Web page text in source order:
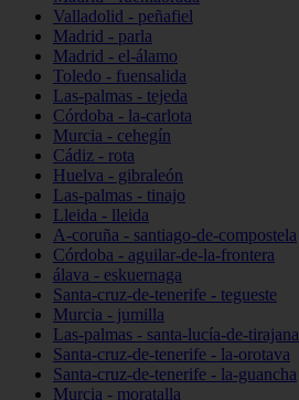
Valladolid - peñafiel
Madrid - parla
Madrid - el-álamo
Toledo - fuensalida
Las-palmas - tejeda
Córdoba - la-carlota
Murcia - cehegín
Cádiz - rota
Huelva - gibraleón
Las-palmas - tinajo
Lleida - lleida
A-coruña - santiago-de-compostela
Córdoba - aguilar-de-la-frontera
álava - eskuernaga
Santa-cruz-de-tenerife - tegueste
Murcia - jumilla
Las-palmas - santa-lucía-de-tirajana
Santa-cruz-de-tenerife - la-orotava
Santa-cruz-de-tenerife - la-guancha
Murcia - moratalla